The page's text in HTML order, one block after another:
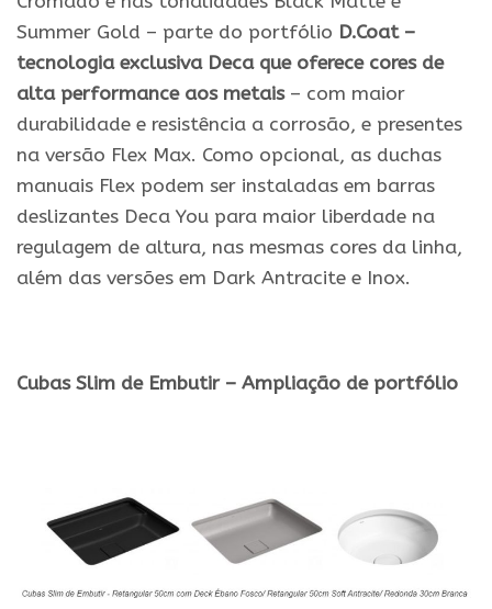
Summer Gold – parte do portfólio D.Coat –
tecnologia exclusiva Deca que oferece cores de
alta performance aos metais– com maior
durabilidade e resistência a corrosão, e presentes
na versão Flex Max. Como opcional, as duchas
manuais Flex podem ser instaladas em barras
deslizantes Deca You para maior liberdade na
regulagem de altura, nas mesmas cores da linha,
além das versões em Dark Antracite e Inox.
Cubas Slim de Embutir – Ampliação de portfólio